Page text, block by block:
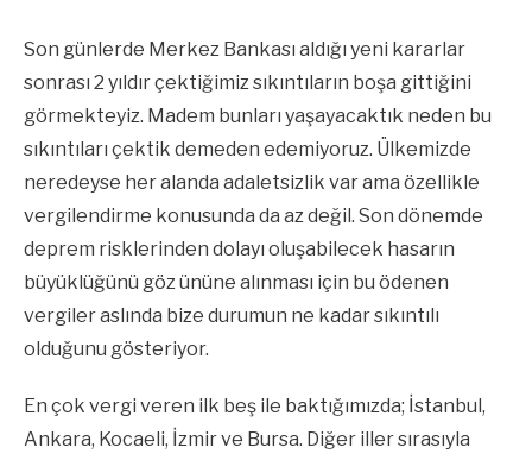
Son günlerde Merkez Bankası aldığı yeni kararlar
sonrası 2 yıldır çektiğimiz sıkıntıların boşa gittiğini
görmekteyiz. Madem bunları yaşayacaktık neden bu
sıkıntıları çektik demeden edemiyoruz. Ülkemizde
neredeyse her alanda adaletsizlik var ama özellikle
vergilendirme konusunda da az değil. Son dönemde
deprem risklerinden dolayı oluşabilecek hasarın
büyüklüğünü göz ününe alınması için bu ödenen
vergiler aslında bize durumun ne kadar sıkıntılı
olduğunu gösteriyor.
En çok vergi veren ilk beş ile baktığımızda; İstanbul,
Ankara, Kocaeli, İzmir ve Bursa. Diğer iller sırasıyla